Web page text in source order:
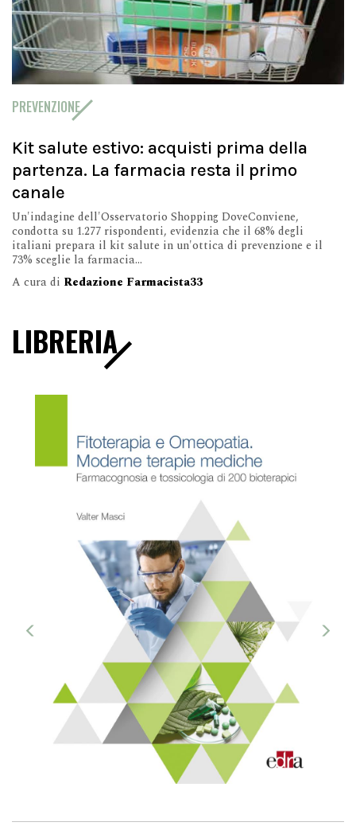
PREVENZIONE
Kit salute estivo: acquisti prima della
partenza. La farmacia resta il primo
canale
Un'indagine dell'Osservatorio Shopping DoveConviene,
condotta su 1.277 rispondenti, evidenzia che il 68% degli
italiani prepara il kit salute in un'ottica di prevenzione e il
73% sceglie la farmacia...
A cura di Redazione Farmacista33
LIBRERIA